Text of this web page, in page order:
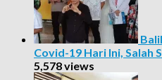
Covid-19 Hari Ini, Salah
5,578 views